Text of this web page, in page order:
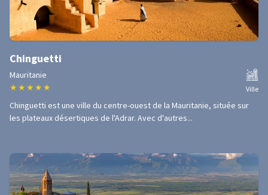
Chinguetti
Mauritanie
★ ★ ★ ★ ★ Ville
Chinguetti est une ville du centre-ouest de la Mauritanie, située sur
les plateaux désertiques de l'Adrar. Avec d'autres...